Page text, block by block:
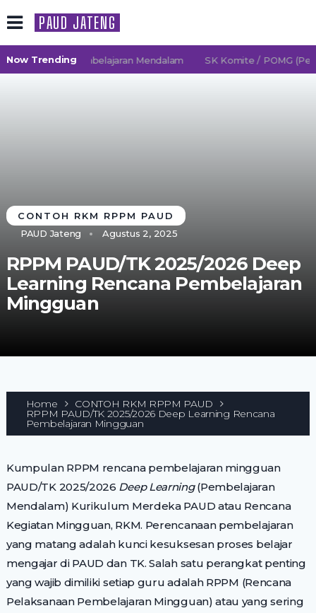
PAUD JATENG
Now Trending
2027 TK Pembelajaran Mendalam SK Komite / POMG
CONTOH RKM RPPM PAUD
PAUD Jateng
Agustus 2, 2025
RPPM PAUD/TK 2025/2026 Deep
Learning Rencana Pembelajaran
Mingguan
Home CONTOH RKM RPPM PAUD
RPPM PAUD/TK 2025/2026 Deep Learning Rencana
Pembelajaran Mingguan
Kumpulan RPPM rencana pembelajaran mingguan
PAUD/TK 2025/2026 Deep Learning(Pembelajaran
Mendalam) Kurikulum Merdeka PAUD atau Rencana
Kegiatan Mingguan, RKM. Perencanaan pembelajaran
yang matang adalah kunci kesuksesan proses belajar
mengajar di PAUD dan TK. Salah satu perangkat penting
yang wajib dimiliki setiap guru adalah RPPM (Rencana
Pelaksanaan Pembelajaran Mingguan) atau yang sering